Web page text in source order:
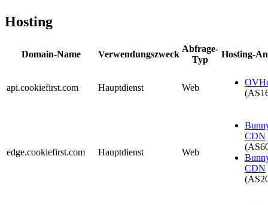
Hosting
Domain-Name Verwendungszweck
Abfrage-
Typ
Hosting-
api.cookiefirst.com Hauptdienst Web
edge.cookiefirst.com Hauptdienst Web
CDN
CDN